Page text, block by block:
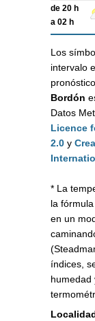
de 20 h
a 02 h
Los
intervalo
Bordón
Datos
Licence
2.0 y
* La
la
en un
índices,
humedad